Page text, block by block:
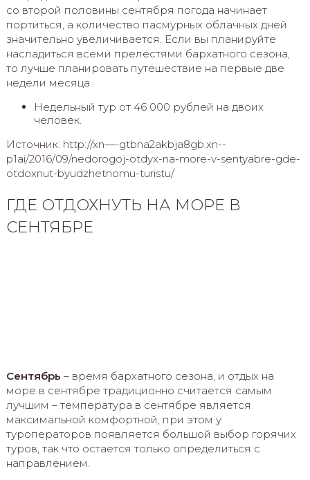
со второй половины сентября погода начинает
портиться, а количество пасмурных облачных дней
значительно увеличивается. Если вы планируйте
насладиться всеми прелестями бархатного сезона,
то лучше планировать путешествие на первые две
недели месяца.
Недельный тур от 46 000 рублей на двоих
человек.
Источник: http://xn—-gtbna2akbja8gb.xn--
p1ai/2016/09/nedorogoj-otdyx-na-more-v-sentyabre-gde-
otdoxnut-byudzhetnomu-turistu/
ГДЕ ОТДОХНУТЬ НА МОРЕ В
СЕНТЯБРЕ
Сентябрь – время бархатного сезона, и отдых на
море в сентябре традиционно считается самым
лучшим – температура в сентябре является
максимальной комфортной, при этом у
туроператоров появляется большой выбор горячих
туров, так что остается только определиться с
направлением.